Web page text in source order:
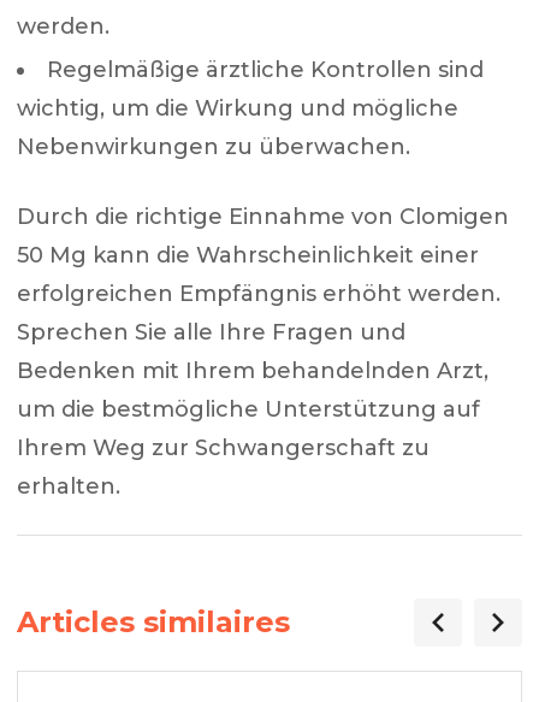
werden.
Regelmäßige ärztliche Kontrollen sind
wichtig, um die Wirkung und mögliche
Nebenwirkungen zu überwachen.
Durch die richtige Einnahme von Clomigen
50 Mg kann die Wahrscheinlichkeit einer
erfolgreichen Empfängnis erhöht werden.
Sprechen Sie alle Ihre Fragen und
Bedenken mit Ihrem behandelnden Arzt,
um die bestmögliche Unterstützung auf
Ihrem Weg zur Schwangerschaft zu
erhalten.
Articles similaires